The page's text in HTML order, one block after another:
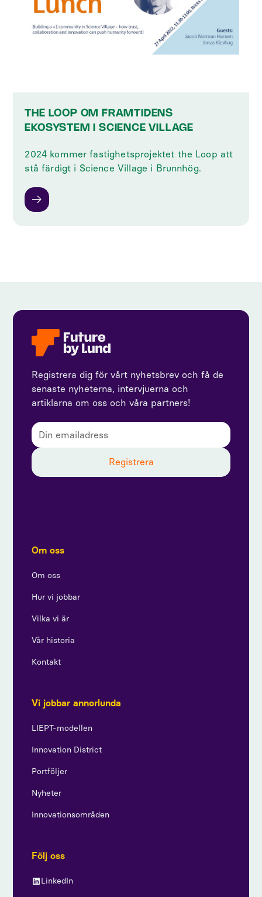
THE LOOP OM FRAMTIDENS
EKOSYSTEM I SCIENCE VILLAGE
2024 kommer fastighetsprojektet the Loop att
stå färdigt i Science Village i Brunnhög.
Registrera dig för vårt nyhetsbrev och få de
senaste nyheterna, intervjuerna och
artiklarna om oss och våra partners!
Om oss
Om oss
Hur vi jobbar
Vilka vi är
Vår historia
Kontakt
Vi jobbar annorlunda
LIEPT-modellen
Innovation District
Portföljer
Nyheter
Innovationsområden
Följ oss
LinkedIn